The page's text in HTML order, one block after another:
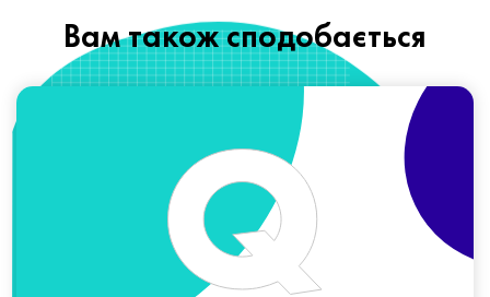
Вам також сподобається